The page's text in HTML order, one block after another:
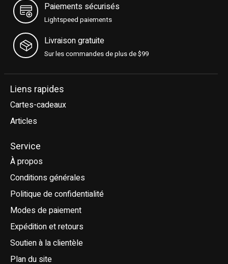
Paiements sécurisés
Lightspeed paiements
Livraison gratuite
Sur les commandes de plus de $99
Liens rapides
Cartes-cadeaux
Articles
Service
À propos
Conditions générales
Politique de confidentialité
Modes de paiement
Expédition et retours
Soutien à la clientèle
Plan du site